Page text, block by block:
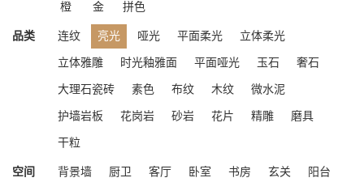
橙 金 拼色
品类 连纹 亮光 哑光 平面柔光 立体柔光
立体雅雕 时光釉雅面 平面哑光 玉石 奢石
大理石瓷砖 素色 布纹 木纹 微水泥
护墙岩板 花岗岩 砂岩 花片 精雕 磨具
干粒
空间 背景墙 厨卫 客厅 卧室 书房 玄关 阳台